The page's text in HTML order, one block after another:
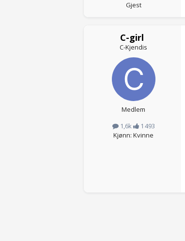
Gjest
C-girl
C-Kjendis
Medlem
1,6k
1 493
Kjønn: Kvinne